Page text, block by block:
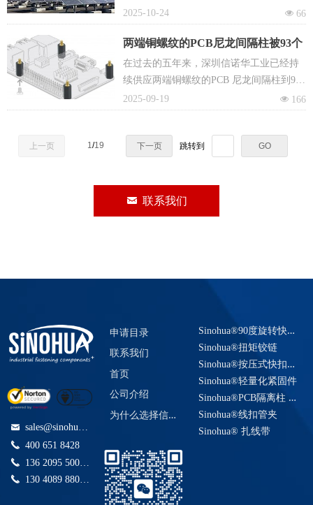
낂 联系我们
能系统
TMEH-X2-L0YCHN获得最终客户的长期采
购定点承认。这标志着信诺华在可再生能
源装备的瓶颈零部件辅料打破了欧美品牌
在该细分市场的长期垄断。​
넶 66
2025-10-24
两端铜螺纹的PCB尼龙间隔柱被93个
不同的细分行业客户青睐
在过去的五年来，深圳信诺华工业已经持
续供应两端铜螺纹的PCB 尼龙间隔柱到93
个细分行业。
넶 166
2025-09-19
上一页 1/19 下一页 跳转到 GO
S
inohua®90度旋转快速紧固系统
Sinohua®扭矩铰链
S
inohua®按压式快扣插销
Sinohua®轻量化紧固件
S
inohua®PCB隔离柱 电路板间隔柱
Sinohua®线扣管夹
Sinohua® 扎线带
申请目录
联系我们
首页
公司介绍
为
什么选择信诺华工业？
낂 sales@sinohua.com.cn
끅 400 651 8428
끅 136 2095 5006(快捷咨询)
끅 130 4089 8808(快捷咨询)